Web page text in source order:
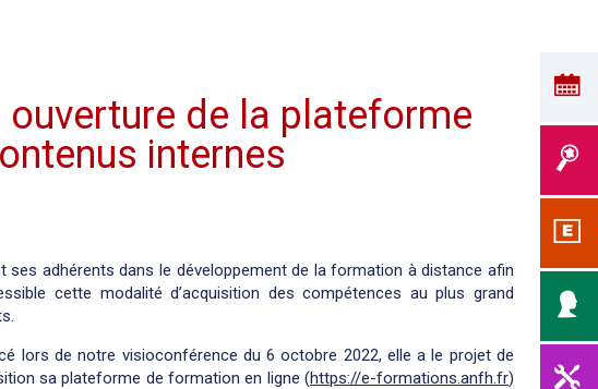
ouverture de la plateforme
internes
ses adhérents dans le développement de la formation à distance afin
cette modalité d’acquisition des compétences au plus grand
lors de notre visioconférence du 6 octobre 2022, elle a le projet de
sa plateforme de formation en ligne (https://e-formations.anfh.fr)